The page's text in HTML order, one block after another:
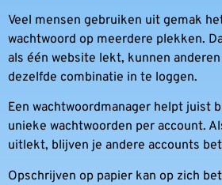
Veel mensen gebruiken uit gemak
wachtwoord op meerdere plekken.
als één website lekt, kunnen
dezelfde combinatie in te loggen.
Een wachtwoordmanager helpt juist
unieke wachtwoorden per account.
uitlekt, blijven je andere accounts
Opschrijven op papier kan op zich